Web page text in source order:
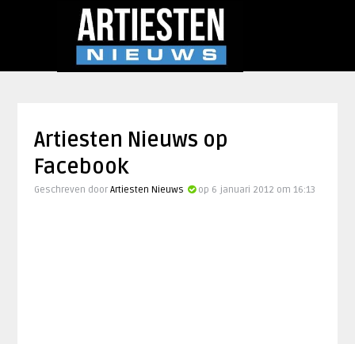
Artiesten Nieuws op
Facebook
Geschreven door Artiesten Nieuws op 6 januari 2012 om 16:13